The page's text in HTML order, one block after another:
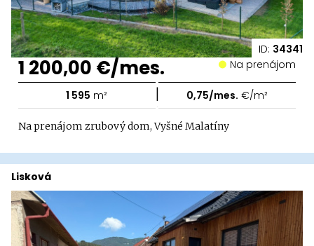
ID: 34341
1 200,00 €/mes. Na prenájom
1 595 m² | 0,75/mes. €/m²
Na prenájom zrubový dom, Vyšné Malatíny
Lisková